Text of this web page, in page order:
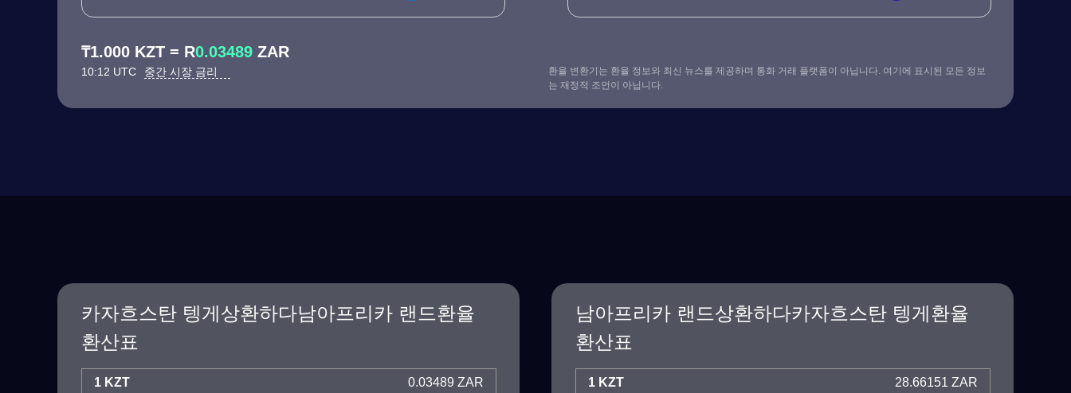
₸1.000 KZT = R0.03489 ZAR
10:12 UTC 중간 시장 금리
환율 변환기는 환율 정보와 최신 뉴스를 제공하며 통화 거래 플랫폼이 아닙니다. 여기에 표시된 모든 정보
는 재정적 조언이 아닙니다.
카자흐스탄 텡게상환하다남아프리카 랜드환율
환산표
1 KZT 0.03489 ZAR
남아프리카 랜드상환하다카자흐스탄 텡게환율
환산표
1 KZT 28.66151 ZAR